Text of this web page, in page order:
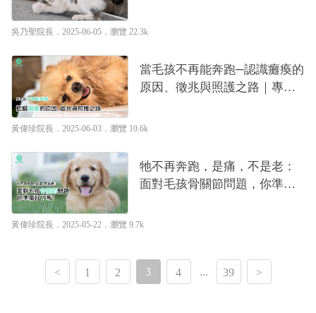
吳乃聖院長 ．2025-06-05． 瀏覽 22.3k
當毛孩不再能奔跑─認識癱瘓的
原因、徵兆與照護之路｜專業
黃偉珍院長 ．2025-06-03． 瀏覽 10.6k
牠不再奔跑，是痛，不是老：
面對毛孩骨關節問題，你準備
黃偉珍院長 ．2025-05-22． 瀏覽 9.7k
< 1 2 3 4 ... 39 >